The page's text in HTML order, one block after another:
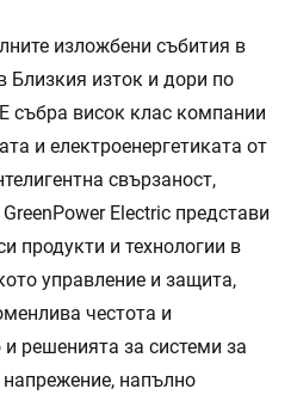
изложбени събития в
Близкия изток и дори по
събра висок клас компании
и електроенергетиката от
свързаност,
Electric представи
продукти и технологии в
управление и защита,
честота и
решенията за системи за
напълно